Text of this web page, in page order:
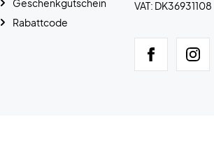
VAT: DK36931108
Geschenkgutschein
Rabattcode